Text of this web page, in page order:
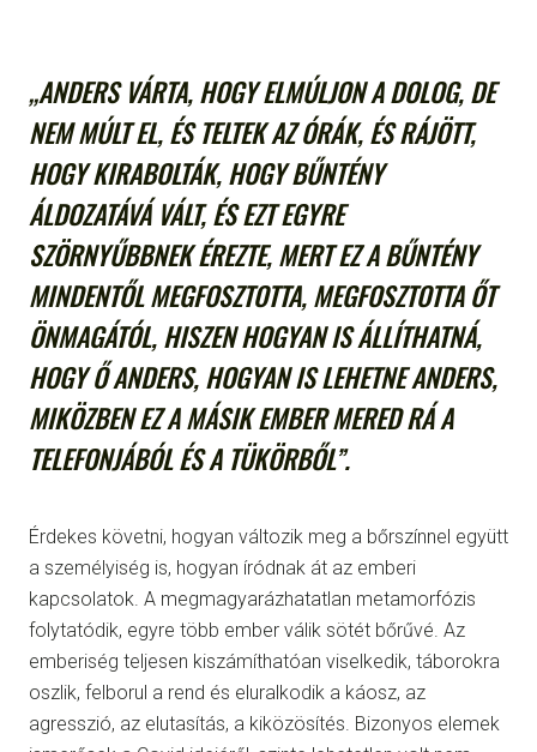
„ANDERS VÁRTA, HOGY ELMÚLJON A DOLOG, DE
NEM MÚLT EL, ÉS TELTEK AZ ÓRÁK, ÉS RÁJÖTT,
HOGY KIRABOLTÁK, HOGY BŰNTÉNY
ÁLDOZATÁVÁ VÁLT, ÉS EZT EGYRE
SZÖRNYŰBBNEK ÉREZTE, MERT EZ A BŰNTÉNY
MINDENTŐL MEGFOSZTOTTA, MEGFOSZTOTTA ŐT
ÖNMAGÁTÓL, HISZEN HOGYAN IS ÁLLÍTHATNÁ,
HOGY Ő ANDERS, HOGYAN IS LEHETNE ANDERS,
MIKÖZBEN EZ A MÁSIK EMBER MERED RÁ A
TELEFONJÁBÓL ÉS A TÜKÖRBŐL”.
Érdekes követni, hogyan változik meg a bőrszínnel együtt
a személyiség is, hogyan íródnak át az emberi
kapcsolatok. A megmagyarázhatatlan metamorfózis
folytatódik, egyre több ember válik sötét bőrűvé. Az
emberiség teljesen kiszámíthatóan viselkedik, táborokra
oszlik, felborul a rend és eluralkodik a káosz, az
agresszió, az elutasítás, a kiközösítés. Bizonyos elemek